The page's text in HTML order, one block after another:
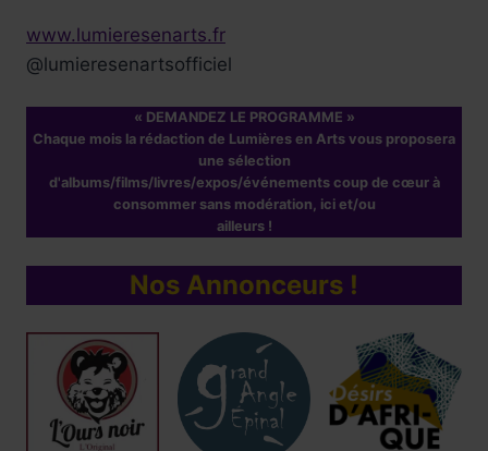
www.lumieresenarts.fr
@lumieresenartsofficiel
« DEMANDEZ LE PROGRAMME »
Chaque mois la rédaction de Lumières en Arts vous proposera
une sélection
d'albums/films/livres/expos/événements coup de cœur à
consommer sans modération, ici et/ou
ailleurs !
Nos Annonceurs !